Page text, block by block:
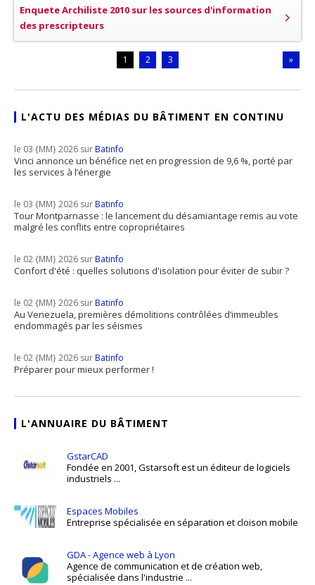
Enquete Archiliste 2010 sur les sources d'information
des prescripteurs
»
1 2 3
L'ACTU DES MÉDIAS DU BÂTIMENT EN CONTINU
le 03 {MM} 2026 surBatinfo
Vinci annonce un bénéfice net en progression de 9,6 %, porté par
les services à l’énergie
le 03 {MM} 2026 surBatinfo
Tour Montparnasse : le lancement du désamiantage remis au vote
malgré les conflits entre copropriétaires
le 02 {MM} 2026 surBatinfo
Confort d'été : quelles solutions d'isolation pour éviter de subir ?
le 02 {MM} 2026 surBatinfo
Au Venezuela, premières démolitions contrôlées d’immeubles
endommagés par les séismes
le 02 {MM} 2026 surBatinfo
Préparer pour mieux performer !
L'ANNUAIRE DU BÂTIMENT
GstarCAD
Fondée en 2001, Gstarsoft est un éditeur de logiciels
industriels ...
Espaces Mobiles
Entreprise spécialisée en séparation et cloison mobile
GDA - Agence web à Lyon
Agence de communication et de création web,
spécialisée dans l'industrie ...